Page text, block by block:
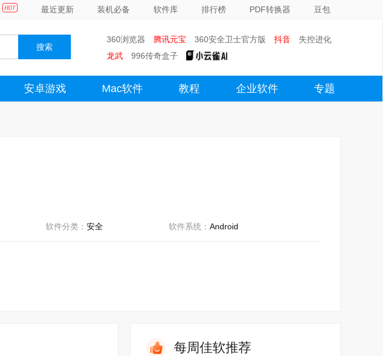
最近更新 装机必备 软件库 排行榜 PDF转换器 豆包
360浏览器 腾讯元宝 360安全卫士官方版 抖音
失控进化
龙武
996传奇盒子
安卓游戏 Mac软件 教程 企业软件 专题
软件分类： 安全 软件系统： Android
每周佳软推荐